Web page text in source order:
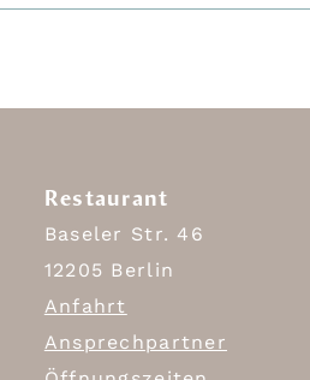
Restaurant
Baseler Str. 46
12205 Berlin
Anfahrt
Ansprechpartner